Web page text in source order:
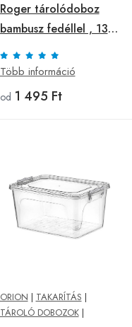
Roger tárolódoboz
bambusz fedéllel , 13 x
20,7 x 8 cm, antracit
Több információ
od 1 495 Ft
ORION | TAKARÍTÁS |
TÁROLÓ DOBOZOK|